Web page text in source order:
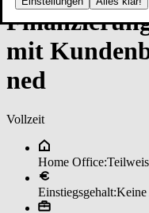
mit
ned
Vollzeit
Home Office:
Einstiegsgehalt:Keine